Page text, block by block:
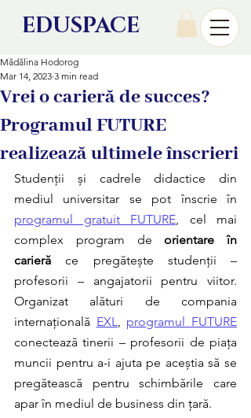
EDUSPACE
Vrei o carieră de succes?
Programul FUTURE
realizează ultimele înscrieri
Mădălina Hodorog
Mar 14, 2023 3 min read
Studenții și cadrele didactice din
programul gratuit FUTURE, cel mai
complex program de orientare în
carieră ce pregătește studenții –
profesorii – angajatorii pentru viitor.
Organizat alături de compania
internațională EXL, programul FUTURE
conectează tinerii – profesorii de piața
muncii pentru a-i ajuta pe aceștia să se
pregătească pentru schimbările care
apar în mediul de business din țară.